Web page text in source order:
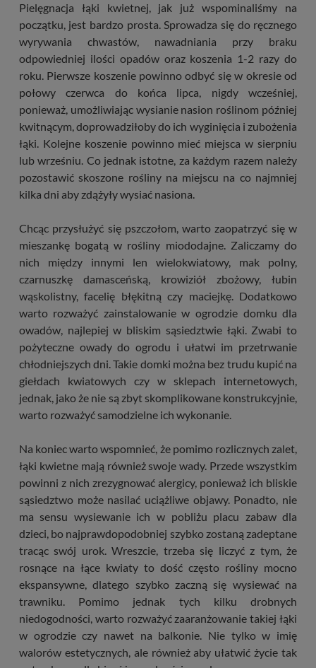
Pielęgnacja łąki kwietnej, jak już wspominaliśmy na
początku, jest bardzo prosta. Sprowadza się do ręcznego
wyrywania chwastów, nawadniania przy braku
odpowiedniej ilości opadów oraz koszenia 1-2 razy do
roku. Pierwsze koszenie powinno odbyć się w okresie od
połowy czerwca do końca lipca, nigdy wcześniej,
ponieważ, umożliwiając wysianie nasion roślinom później
kwitnącym, doprowadziłoby do ich wyginięcia i zubożenia
łąki. Kolejne koszenie powinno mieć miejsca w sierpniu
lub wrześniu. Co jednak istotne, za każdym razem należy
pozostawić skoszone rośliny na miejscu na co najmniej
kilka dni aby zdążyły wysiać nasiona.
Chcąc przysłużyć się pszczołom, warto zaopatrzyć się w
mieszankę bogatą w rośliny miododajne. Zaliczamy do
nich między innymi len wielokwiatowy, mak polny,
czarnuszkę damasceńską, krowiziół zbożowy, łubin
wąskolistny, facelię błękitną czy maciejkę. Dodatkowo
warto rozważyć zainstalowanie w ogrodzie domku dla
owadów, najlepiej w bliskim sąsiedztwie łąki. Zwabi to
pożyteczne owady do ogrodu i ułatwi im przetrwanie
chłodniejszych dni. Takie domki można bez trudu kupić na
giełdach kwiatowych czy w sklepach internetowych,
jednak, jako że nie są zbyt skomplikowane konstrukcyjnie,
warto rozważyć samodzielne ich wykonanie.
Na koniec warto wspomnieć, że pomimo rozlicznych zalet,
łąki kwietne mają również swoje wady. Przede wszystkim
powinni z nich zrezygnować alergicy, ponieważ ich bliskie
sąsiedztwo może nasilać uciążliwe objawy. Ponadto, nie
ma sensu wysiewanie ich w pobliżu placu zabaw dla
dzieci, bo najprawdopodobniej szybko zostaną zadeptane
tracąc swój urok. Wreszcie, trzeba się liczyć z tym, że
rosnące na łące kwiaty to dość często rośliny mocno
ekspansywne, dlatego szybko zaczną się wysiewać na
trawniku. Pomimo jednak tych kilku drobnych
niedogodności, warto rozważyć zaaranżowanie takiej łąki
w ogrodzie czy nawet na balkonie. Nie tylko w imię
walorów estetycznych, ale również aby ułatwić życie tak